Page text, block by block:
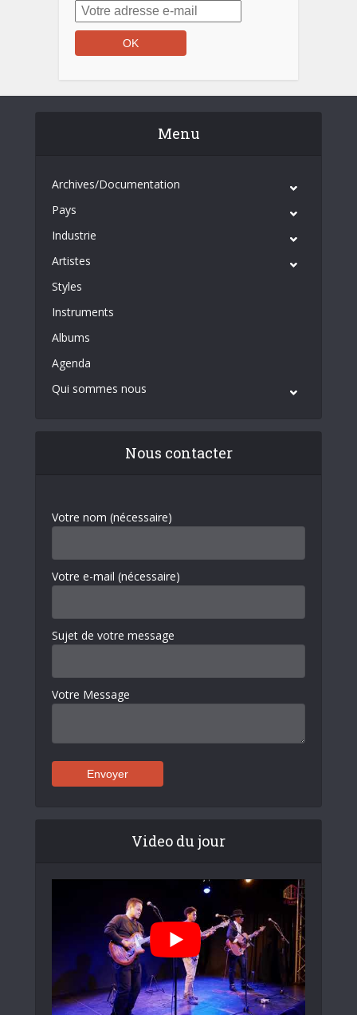
Menu
Archives/Documentation
Pays
Industrie
Artistes
Styles
Instruments
Albums
Agenda
Qui sommes nous
Nous contacter
Votre nom (nécessaire)
Votre e-mail (nécessaire)
Sujet de votre message
Votre Message
Video du jour